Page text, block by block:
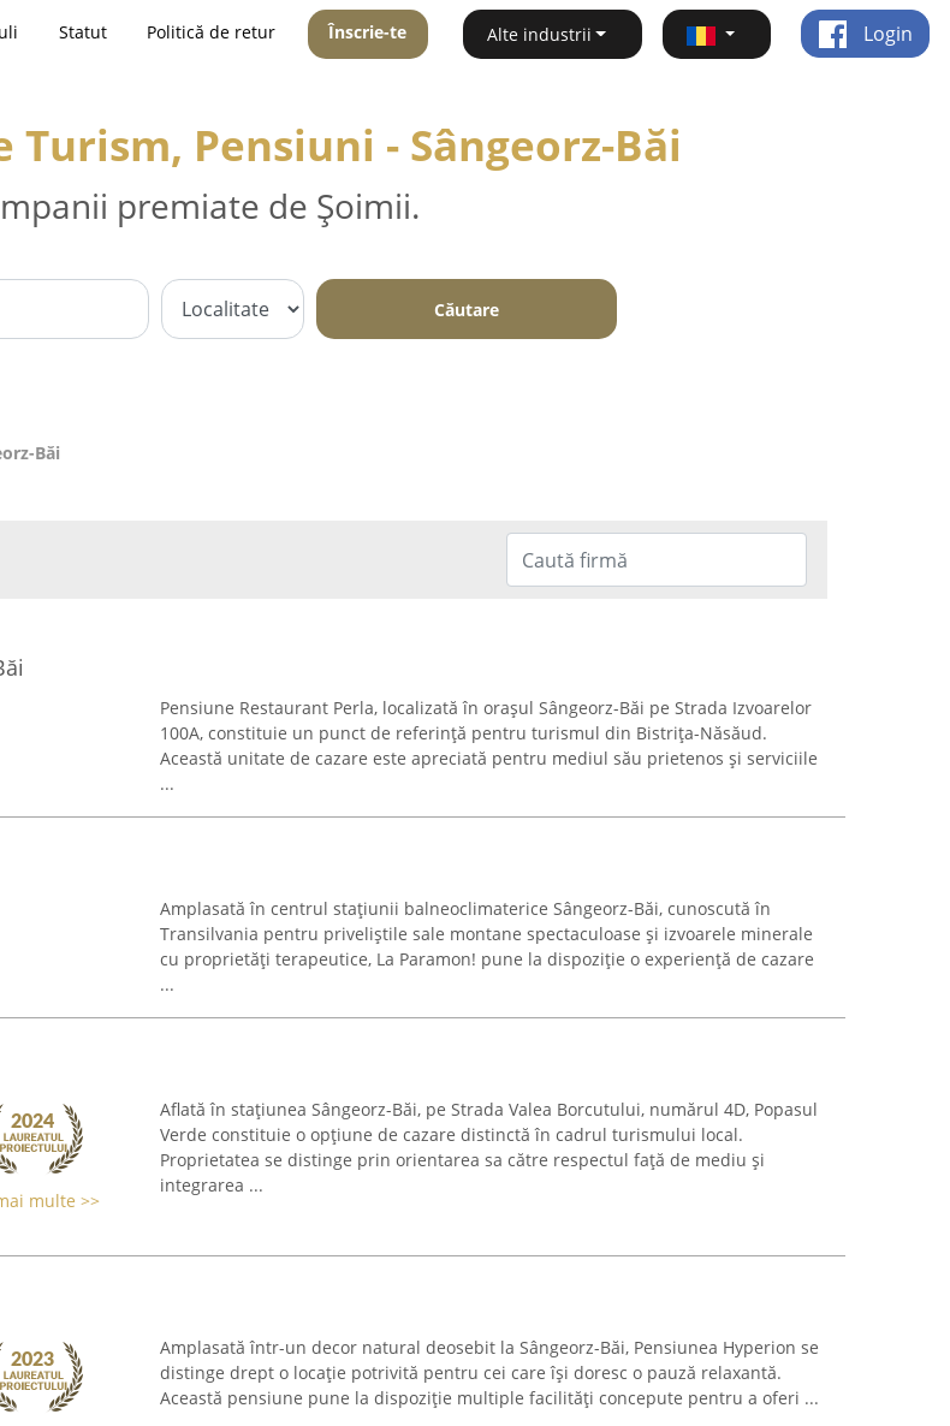
Statut Politică de retur Înscrie-te Alte industrii Login
Pensiuni - Sângeorz-Băi
premiate de Șoimii.
Căutare
Băi
Pensiune Restaurant Perla, localizată în orașul Sângeorz-Băi pe Strada Izvoarelor
100A, constituie un punct de referință pentru turismul din Bistrița-Năsăud.
Această unitate de cazare este apreciată pentru mediul său prietenos și serviciile
...
Amplasată în centrul stațiunii balneoclimaterice Sângeorz-Băi, cunoscută în
Transilvania pentru priveliștile sale montane spectaculoase și izvoarele minerale
cu proprietăți terapeutice, La Paramon! pune la dispoziție o experiență de cazare
...
multe >>
Aflată în stațiunea Sângeorz-Băi, pe Strada Valea Borcutului, numărul 4D, Popasul
Verde constituie o opțiune de cazare distinctă în cadrul turismului local.
Proprietatea se distinge prin orientarea sa către respectul față de mediu și
integrarea ...
Amplasată într-un decor natural deosebit la Sângeorz-Băi, Pensiunea Hyperion se
distinge drept o locație potrivită pentru cei care își doresc o pauză relaxantă.
Această pensiune pune la dispoziție multiple facilități concepute pentru a oferi ...